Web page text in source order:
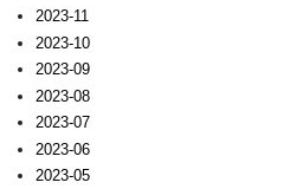
2023-11
2023-10
2023-09
2023-08
2023-07
2023-06
2023-05